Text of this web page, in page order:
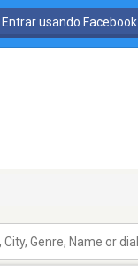
Entrar usando Facebook